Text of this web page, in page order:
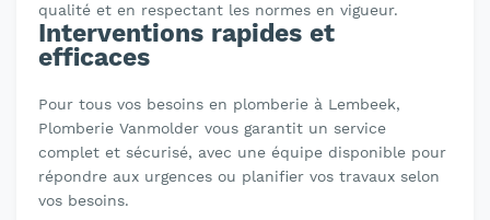
qualité et en respectant les normes en vigueur.
Interventions rapides et
efficaces
Pour tous vos besoins en plomberie à Lembeek,
Plomberie Vanmolder vous garantit un service
complet et sécurisé, avec une équipe disponible pour
répondre aux urgences ou planifier vos travaux selon
vos besoins.